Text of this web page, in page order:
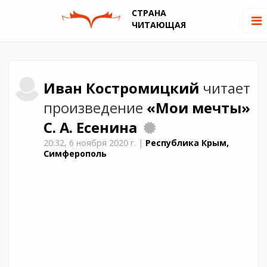
СТРАНА
ЧИТАЮЩАЯ
Иван Костромицкий читает
произведение «Мои мечты»
С. А. Есенина
20:32, 6 ноября 2020 г. | Республика Крым,
Симферополь